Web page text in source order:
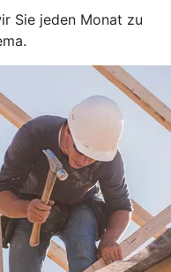
Sie jeden Monat zu